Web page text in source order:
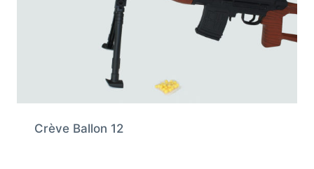
Crève Ballon 12